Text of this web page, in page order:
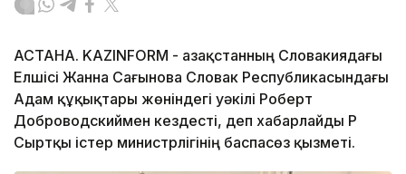
АСТАНА. KAZINFORM - Қазақстанның Словакиядағы
Елшісі Жанна Сағынова Словак Республикасындағы
Адам құқықтары жөніндегі уәкілі Роберт
Доброводскиймен кездесті, деп хабарлайды ҚР
Сыртқы істер министрлігінің баспасөз қызметі.